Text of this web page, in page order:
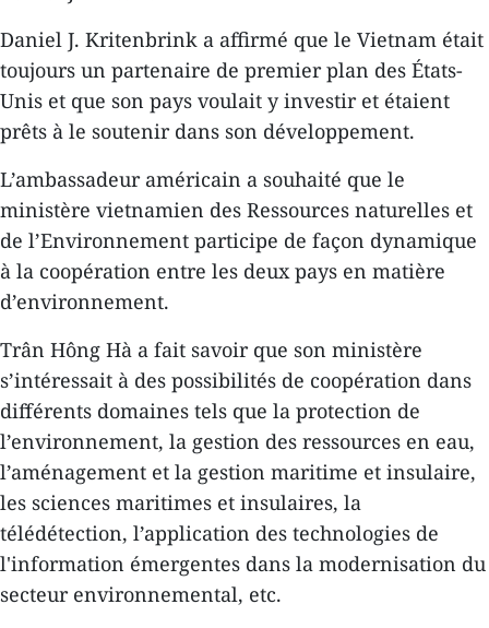
Daniel J. Kritenbrink a affirmé que le Vietnam était
toujours un partenaire de premier plan des États-
Unis et que son pays voulait y investir et étaient
prêts à le soutenir dans son développement.
L’ambassadeur américain a souhaité que le
ministère vietnamien des Ressources naturelles et
de l’Environnement participe de façon dynamique
à la coopération entre les deux pays en matière
d’environnement.
Trân Hông Hà a fait savoir que son ministère
s’intéressait à des possibilités de coopération dans
différents domaines tels que la protection de
l’environnement, la gestion des ressources en eau,
l’aménagement et la gestion maritime et insulaire,
les sciences maritimes et insulaires, la
télédétection, l’application des technologies de
l'information émergentes dans la modernisation du
secteur environnemental, etc.